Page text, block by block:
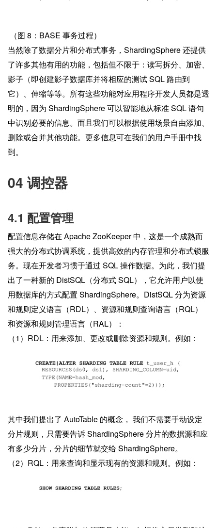
（图 8：BASE 事务过程）
当然除了数据分片和分布式事务，ShardingSphere 还提供
了许多其他有用的功能，包括但不限于：读写拆分、加密、
影子（即创建影子数据库并将相应的测试 SQL 路由到
它）、伸缩等等。所有这些功能对应用程序开发人员都是透
明的，因为 ShardingSphere 可以智能地从标准 SQL 语句
中识别必要的信息。而且我们可以根据使用场景自由添加、
删除或合并其他功能。更多信息可在我们的用户手册中找
到。
04 调控器
4.1 配置管理
配置信息存储在 Apache ZooKeeper 中，这是一个成熟而
强大的分布式协调系统，提供高效的内存管理和分布式锁服
务。现在开发者习惯于通过 SQL 操作数据。为此，我们提
出了一种新的 DistSQL（分布式 SQL），它允许用户以使
用数据库的方式配置 ShardingSphere。DistSQL 分为资源
和规则定义语言（RDL）、资源和规则查询语言（RQL）
和资源和规则管理语言（RAL）：
（1）RDL：用来添加、更改或删除资源和规则。例如：
其中我们提出了 AutoTable 的概念， 我们不需要手动设定
分片规则，只需要告诉 ShardingSphere 分片的数据源和应
有多少分片，分片的细节就交给 ShardingSphere。
（2）RQL：用来查询和显示现有的资源和规则。例如：